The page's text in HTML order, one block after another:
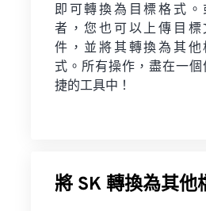
即可轉換為目標格式。
者，您也可以上傳目標
件，並將其轉換為其他
式。所有操作，盡在一個
捷的工具中！
將 SK 轉換為其